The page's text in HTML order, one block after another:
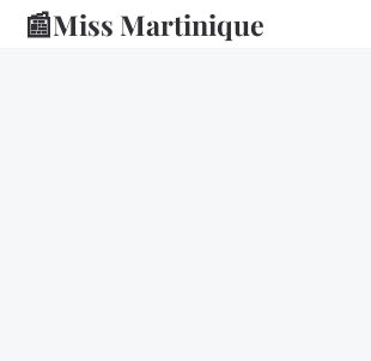
📰Miss Martinique